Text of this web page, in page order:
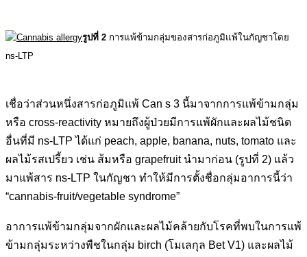
รูปที่ 2 การแพ้ข้ามกลุ่มของสารก่อภูมิแพ้ในกัญชาโดย
ns-LTP
เชื่อว่าส่วนหนึ่งสารก่อภูมิแพ้ Can s 3 นี้มาจากการแพ้ข้ามกลุ่ม
หรือ cross-reactivity หมายถึงผู้ป่วยมีการแพ้ผักและผลไม้ชนิด
อื่นที่มี ns-LTP ได้แก่ peach, apple, banana, nuts, tomato และ
ผลไม้รสเปรี้ยว เช่น ส้มหรือ grapefruit นำมาก่อน (รูปที่ 2) แล้ว
มาแพ้สาร ns-LTP ในกัญชา ทำให้มีการตั้งชื่อกลุ่มอาการนี้ว่า
“cannabis-fruit/vegetable syndrome”
อาการแพ้ข้ามกลุ่มจากผักและผลไม้คล้ายกับโรคที่พบในการแพ้
ข้ามกลุ่มระหว่างพืชในกลุ่ม birch (โมเลกุล Bet V1) และผลไม้